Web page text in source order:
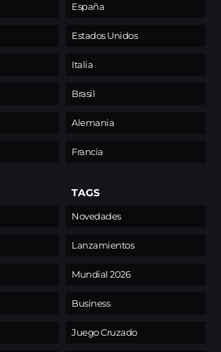
España
Estados Unidos
Italia
Brasil
Alemania
Francia
TAGS
Novedades
Lanzamientos
Mundial 2026
Business
Juego Cruzado